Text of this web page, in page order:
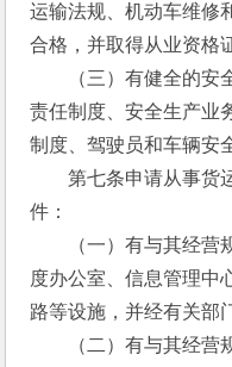
运输法规、机动车维修
合格，并取得从业资格
（三）有健全的安全
责任制度、安全生产业
制度、驾驶员和车辆安
第七条申请从事货运
件：
（一）有与其经营规
度办公室、信息管理中
路等设施，并经有关部
（二）有与其经营规